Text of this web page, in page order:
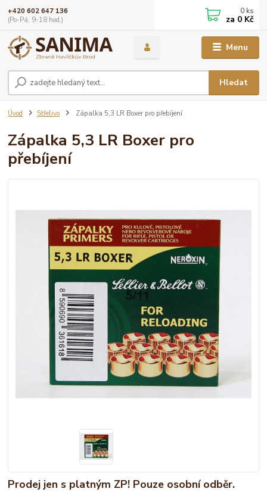
Menu
Hledat
+420 602 647 136
(Po-Pá, 9-18 hod.)
0 ks
za 0 Kč
Úvod Střelivo Zápalka 5,3 LR Boxer pro přebíjení
Zápalka 5,3 LR Boxer pro
přebíjení
Prodej jen s platným ZP! Pouze osobní odběr.